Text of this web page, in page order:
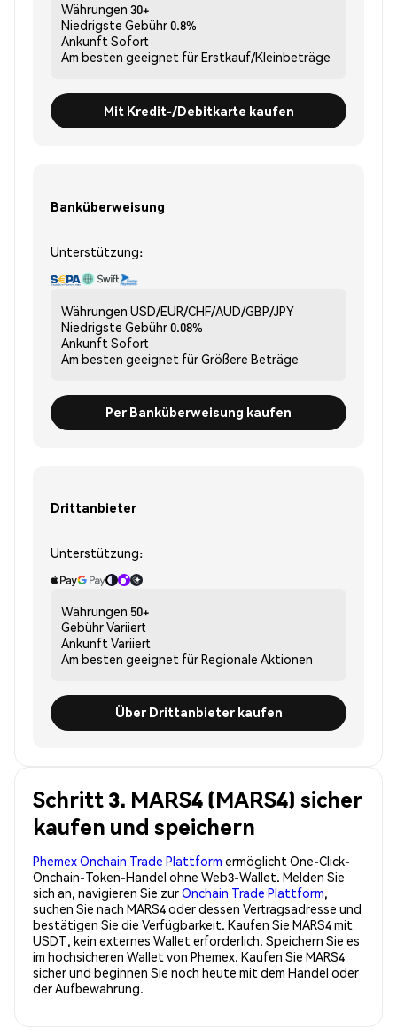
Währungen 30+
Niedrigste Gebühr0.8%
Ankunft Sofort
Am besten geeignet fürErstkauf/Kleinbeträge
Mit Kredit-/Debitkarte kaufen
Banküberweisung
Unterstützung:
Währungen USD/EUR/CHF/AUD/GBP/JPY
Niedrigste Gebühr0.08%
Ankunft Sofort
Am besten geeignet fürGrößere Beträge
Per Banküberweisung kaufen
Drittanbieter
Unterstützung:
Währungen 50+
GebührVariiert
Ankunft Variiert
Am besten geeignet fürRegionale Aktionen
Über Drittanbieter kaufen
Schritt 3. MARS4 (MARS4) sicher
kaufen und speichern
Phemex Onchain Trade Plattform ermöglicht One-Click-
Onchain-Token-Handel ohne Web3-Wallet. Melden Sie
sich an, navigieren Sie zurOnchain Trade Plattform,
suchen Sie nach MARS4 oder dessen Vertragsadresse und
bestätigen Sie die Verfügbarkeit. Kaufen Sie MARS4 mit
USDT, kein externes Wallet erforderlich. Speichern Sie es
im hochsicheren Wallet von Phemex. Kaufen Sie MARS4
sicher und beginnen Sie noch heute mit dem Handel oder
der Aufbewahrung.